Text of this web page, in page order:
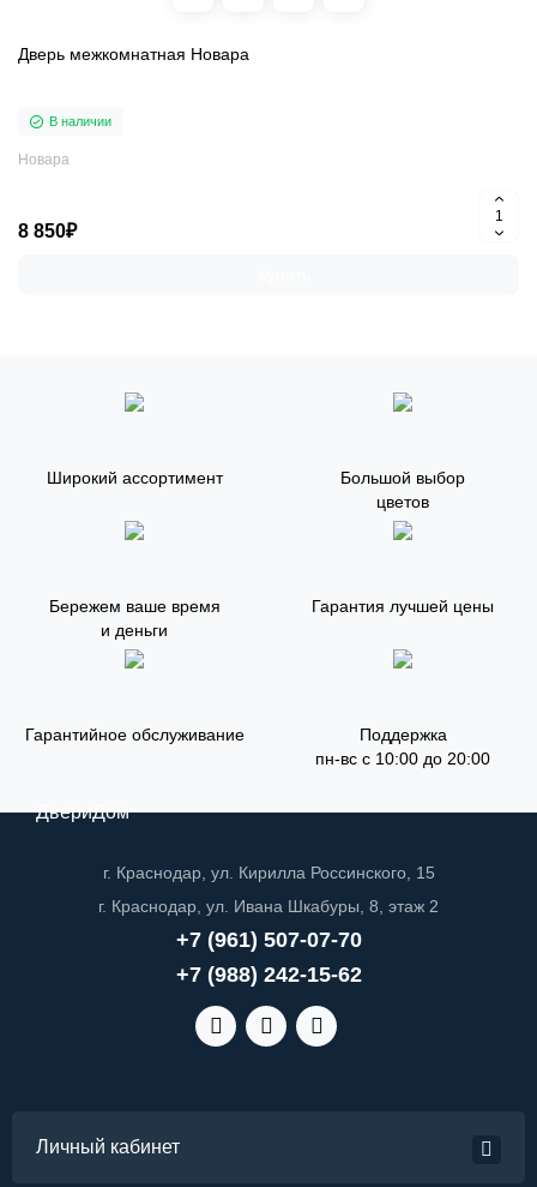
Дверь межкомнатная Новара
В наличии
Новара
8 850₽
Широкий ассортимент
Большой выбор
цветов
Бережем ваше время
и деньги
Гарантия лучшей цены
Гарантийное обслуживание
Поддержка
пн-вс с 10:00 до 20:00
ДвериДом
г. Краснодар, ул. Кирилла Россинского, 15
г. Краснодар, ул. Ивана Шкабуры, 8, этаж 2
+7 (961) 507-07-70
+7 (988) 242-15-62
Личный кабинет